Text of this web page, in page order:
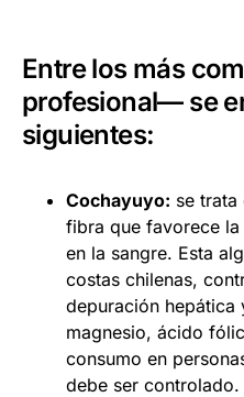
Entre los más
profesional— se
siguientes:
Cochayuyo: se trata
fibra que favorece
en la sangre. Esta
costas chilenas,
depuración hepática
magnesio, ácido
consumo en
debe ser controlado.